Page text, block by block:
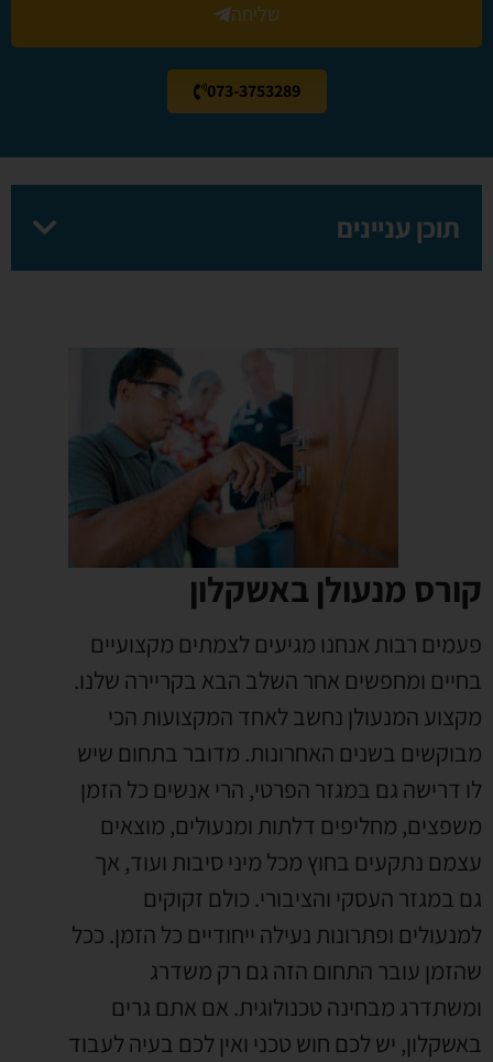
שליחה
073-3753289
תוכן עניינים
קורס מנעולן באשקלון
פעמים רבות אנחנו מגיעים לצמתים מקצועיים
בחיים ומחפשים אחר השלב הבא בקריירה שלנו.
מקצוע המנעולן נחשב לאחד המקצועות הכי
מבוקשים בשנים האחרונות. מדובר בתחום שיש
לו דרישה גם במגזר הפרטי, הרי אנשים כל הזמן
משפצים, מחליפים דלתות ומנעולים, מוצאים
עצמם נתקעים בחוץ מכל מיני סיבות ועוד, אך
גם במגזר העסקי והציבורי. כולם זקוקים
למנעולים ופתרונות נעילה ייחודיים כל הזמן. ככל
שהזמן עובר התחום הזה גם רק משדרג
ומשתדרג מבחינה טכנולוגית. אם אתם גרים
באשקלון, יש לכם חוש טכני ואין לכם בעיה לעבוד